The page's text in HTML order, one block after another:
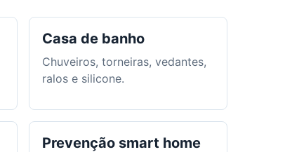
Casa de banho
Chuveiros, torneiras, vedantes,
ralos e silicone.
Prevenção smart home